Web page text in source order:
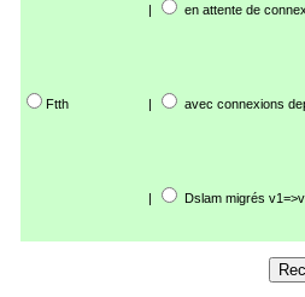
| en attente de
Ftth | avec connexions
| Dslam migrés